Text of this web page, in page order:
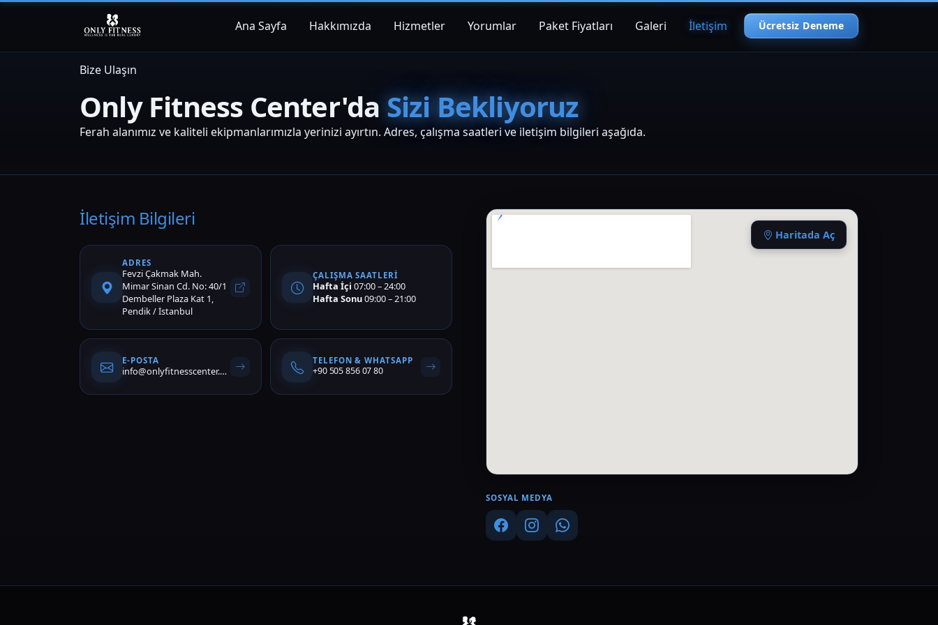
Ana Sayfa Hakkımızda Hizmetler Yorumlar Paket Fiyatları Galeri İletişim Ücretsiz Deneme
Bize Ulaşın
Only Fitness Center'da Sizi Bekliyoruz
Ferah alanımız ve kaliteli ekipmanlarımızla yerinizi ayırtın. Adres, çalışma saatleri ve iletişim bilgileri aşağıda.
İletişim Bilgileri
ADRES
Fevzi Çakmak Mah.
Mimar Sinan Cd. No: 40/1
Dembeller Plaza Kat 1,
Pendik / İstanbul
ÇALIŞMA SAATLERI
Hafta İçi 07:00 – 24:00
Hafta Sonu09:00 – 21:00
E-POSTA
info@onlyfitnesscenter.com
TELEFON & WHATSAPP
+90 505 856 07 80
Konum – Google Harita Haritada Aç
SOSYAL MEDYA